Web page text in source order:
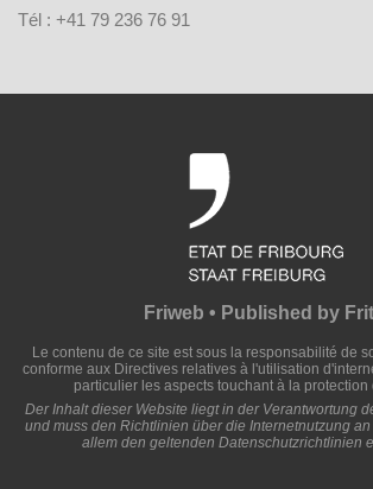
Tél : +41 79 236 76 91